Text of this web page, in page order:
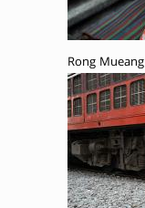
Rong Mueang